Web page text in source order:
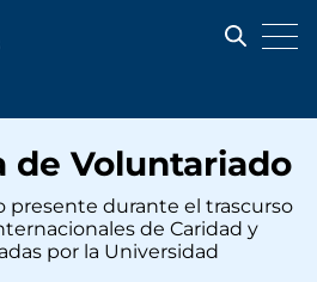
de Voluntariado
presente durante el trascurso
de Caridad y
por la Universidad